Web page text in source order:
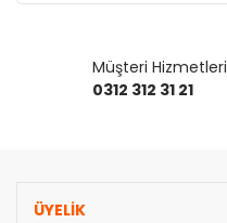
Müşteri Hizmetleri
0312 312 31 21
ÜYELİK